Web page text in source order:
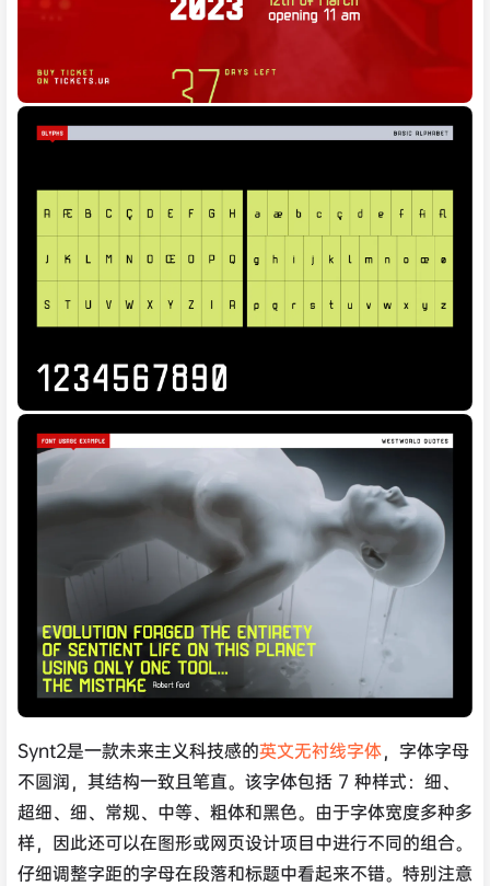
Synt2是一款未来主义科技感的英文无衬线字体，字体字母
不圆润，其结构一致且笔直。该字体包括 7 种样式：细、
超细、细、常规、中等、粗体和黑色。由于字体宽度多种多
样，因此还可以在图形或网页设计项目中进行不同的组合。
仔细调整字距的字母在段落和标题中看起来不错。特别注意